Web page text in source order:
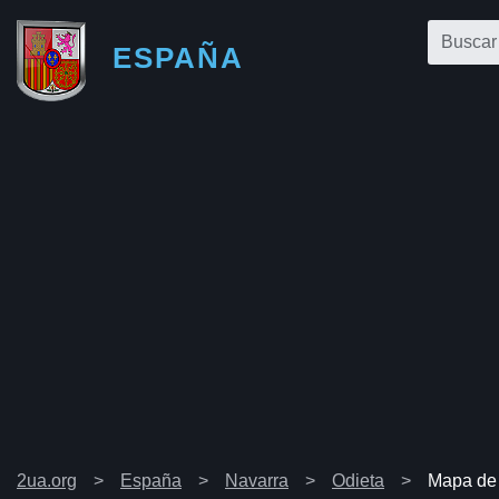
ESPAÑA
2ua.org España Navarra Odieta Mapa